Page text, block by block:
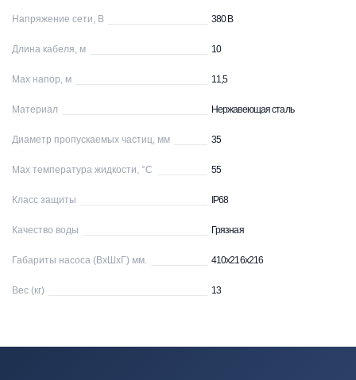
Напряжение сети, В 380 В
Длина кабеля, м 10
Max напор, м 11,5
Материал Нержавеющая сталь
Диаметр пропускаемых частиц, мм 35
Max температура жидкости, °С 55
Класс защиты IP68
Качество воды Грязная
Габариты насоса (ВхШхГ) мм. 410x216x216
Вес (кг) 13